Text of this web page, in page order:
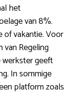
het
van 8%.
vakantie. Voor
van Regeling
werkster geeft
In sommige
platform zoals